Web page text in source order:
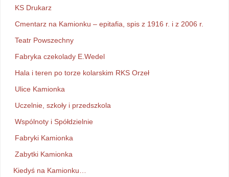
KS Drukarz
Cmentarz na Kamionku – epitafia, spis z 1916 r. i z 2006 r.
Teatr Powszechny
Fabryka czekolady E.Wedel
Hala i teren po torze kolarskim RKS Orzeł
Ulice Kamionka
Uczelnie, szkoły i przedszkola
Wspólnoty i Spółdzielnie
Fabryki Kamionka
Zabytki Kamionka
Kiedyś na Kamionku…